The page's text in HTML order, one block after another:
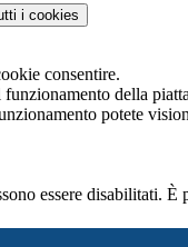
i cookies
consentire.
della
potete
essere disabilitati.